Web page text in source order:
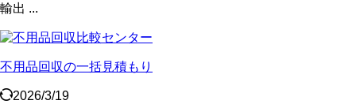
輸出 ...
不用品回収の一括見積もり
2026/3/19